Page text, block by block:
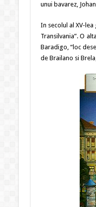
unui bavarez,
In secolul al XV-
Transilvania”. O
Baradigo, “loc
de Brailano si